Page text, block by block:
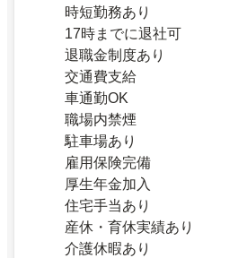
時短勤務あり
17時までに退社可
退職金制度あり
交通費支給
車通勤OK
職場内禁煙
駐車場あり
雇用保険完備
厚生年金加入
住宅手当あり
産休・育休実績あり
介護休暇あり